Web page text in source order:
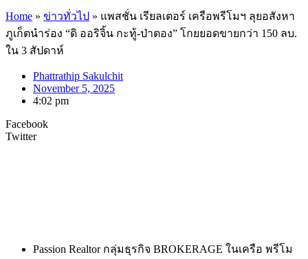
Home » ข่าวทั่วไป » แพสชั่น เรียลเตอร์ เครือพรีโมฯ ลุยอสังหา
ภูเก็ตนำร่อง “ดิ ออริจิ้น กะทู้-ป่าตอง” โกยยอดขายกว่า 150 ลบ.
ใน 3 สัปดาห์
Phattrathip Sakulchit
November 5, 2025
4:02 pm
Facebook
Twitter
Passion Realtor กลุ่มธุรกิจ BROKERAGE ในเครือ พรีโม